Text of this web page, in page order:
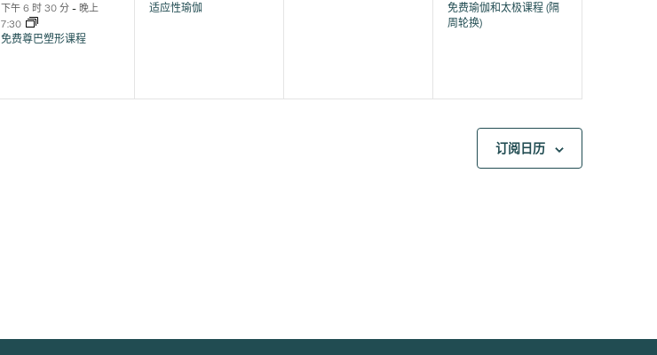
下午 6 时 30 分 - 晚上
7:30
免费尊巴塑形课程
适应性瑜伽
免费瑜伽和太极课程 (隔
周轮换)
订阅日历